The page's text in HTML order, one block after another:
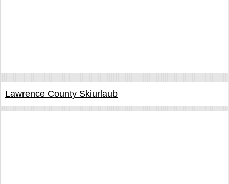
Lawrence County Skiurlaub